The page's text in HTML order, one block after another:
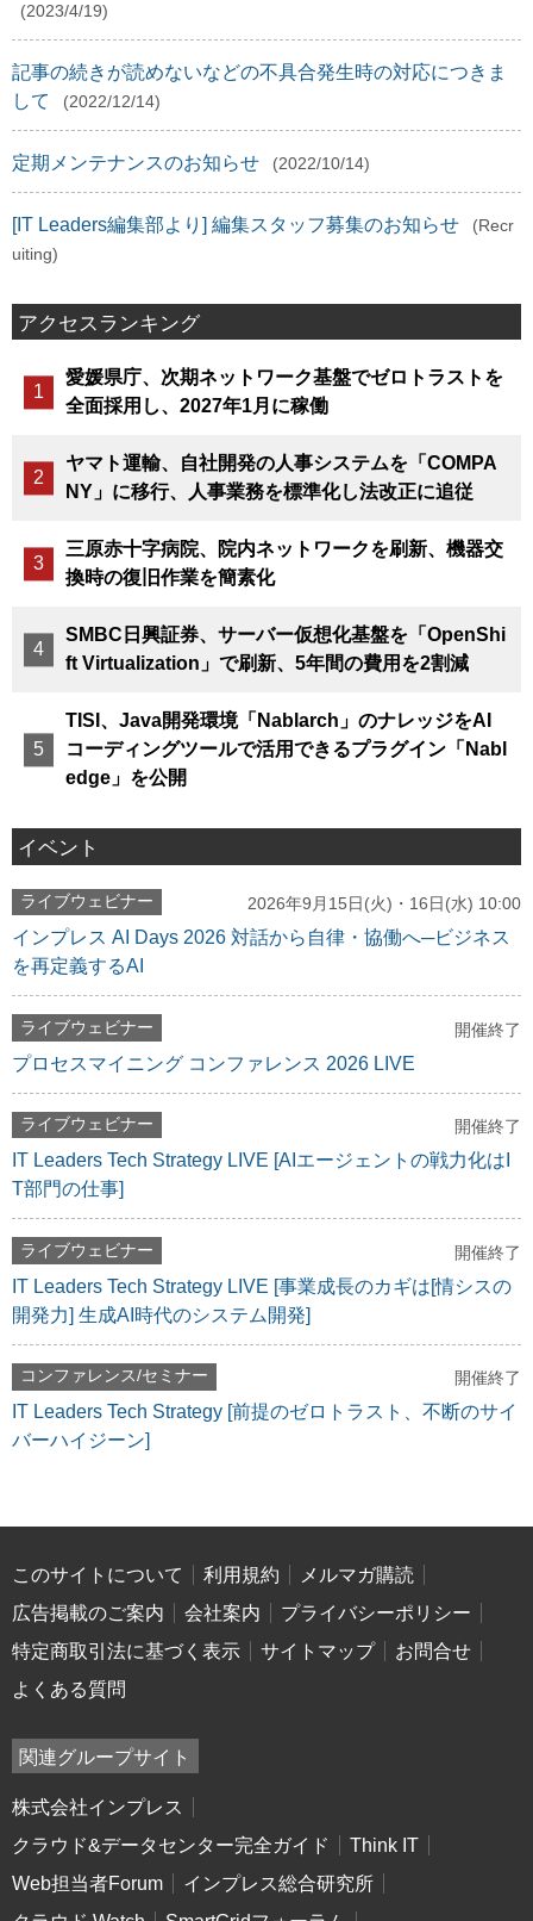
(2023/4/19)
記事の続きが読めないなどの不具合発生時の対応につきま
して
(2022/12/14)
定期メンテナンスのお知らせ (2022/10/14)
[IT Leaders編集部より] 編集スタッフ募集のお知らせ
(Recr
uiting)
アクセスランキング
愛媛県庁、次期ネットワーク基盤でゼロトラストを
全面採用し、2027年1月に稼働
ヤマト運輸、自社開発の人事システムを「COMPA
NY」に移行、人事業務を標準化し法改正に追従
三原赤十字病院、院内ネットワークを刷新、機器交
換時の復旧作業を簡素化
SMBC日興証券、サーバー仮想化基盤を「OpenShi
ft Virtualization」で刷新、5年間の費用を2割減
TISI、Java開発環境「Nablarch」のナレッジをAI
コーディングツールで活用できるプラグイン「Nabl
edge」を公開
イベント
ライブウェビナー 2026年9月15日(火)・16日(水) 10:00
インプレス AI Days 2026 対話から自律・協働へ─ビジネス
を再定義するAI
ライブウェビナー 開催終了
プロセスマイニング コンファレンス 2026 LIVE
ライブウェビナー 開催終了
IT Leaders Tech Strategy LIVE [AIエージェントの戦力化はI
T部門の仕事]
ライブウェビナー 開催終了
IT Leaders Tech Strategy LIVE [事業成長のカギは[情シスの
開発力] 生成AI時代のシステム開発]
コンファレンス/セミナー 開催終了
IT Leaders Tech Strategy [前提のゼロトラスト、不断のサイ
バーハイジーン]
このサイトについて 利用規約
メルマガ購読
広告掲載のご案内
会社案内
プライバシーポリシー
特定商取引法に基づく表示
サイトマップ
お問合せ
よくある質問
関連グループサイト
株式会社インプレス
クラウド&データセンター完全ガイド
Think IT
Web担当者Forum
インプレス総合研究所